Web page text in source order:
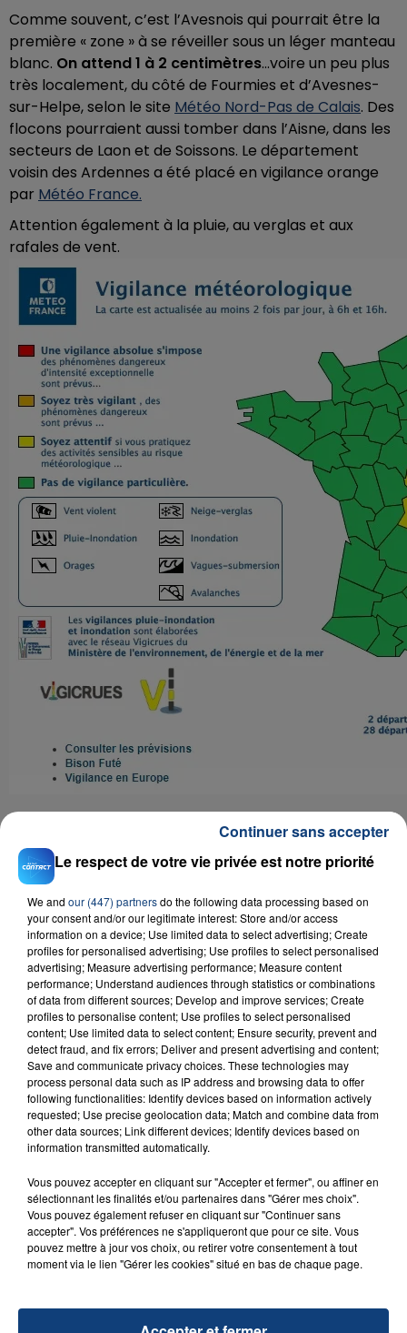
Comme souvent, c’est l’Avesnois qui pourrait être la
première « zone » à se réveiller sous un léger manteau
blanc. On attend 1 à 2 centimètres...voire un peu plus
très localement, du côté de Fourmies et d’Avesnes-
sur-Helpe, selon le site Météo Nord-Pas de Calais. Des
flocons pourraient aussi tomber dans l’Aisne, dans les
secteurs de Laon et de Soissons. Le département
voisin des Ardennes a été placé en vigilance orange
par Météo France.
Attention également à la pluie, au verglas et aux
rafales de vent.
Petal
ARIANA GRANDE
FIL D'ACTU
23 juillet 2026
SON BÉBÉ ENTRE LA VIE ET LA...
Le respect de votre vie privée est notre priorité
We and our (447) partnersdo the following data processing based on
your consent and/or our legitimate interest: Store and/or access
information on a device; Use limited data to select advertising; Create
profiles for personalised advertising; Use profiles to select personalised
advertising; Measure advertising performance; Measure content
performance; Understand audiences through statistics or combinations
of data from different sources; Develop and improve services; Create
profiles to personalise content; Use profiles to select personalised
content; Use limited data to select content; Ensure security, prevent and
detect fraud, and fix errors; Deliver and present advertising and content;
Save and communicate privacy choices. These technologies may
process personal data such as IP address and browsing data to offer
following functionalities: Identify devices based on information actively
requested; Use precise geolocation data; Match and combine data from
other data sources; Link different devices; Identify devices based on
information transmitted automatically.
Vous pouvez accepter en cliquant sur "Accepter et fermer", ou affiner en
sélectionnant les finalités et/ou partenaires dans "Gérer mes choix".
Vous pouvez également refuser en cliquant sur "Continuer sans
accepter". Vos préférences ne s'appliqueront que pour ce site. Vous
pouvez mettre à jour vos choix, ou retirer votre consentement à tout
moment via le lien "Gérer les cookies" situé en bas de chaque page.
Continuer sans accepter